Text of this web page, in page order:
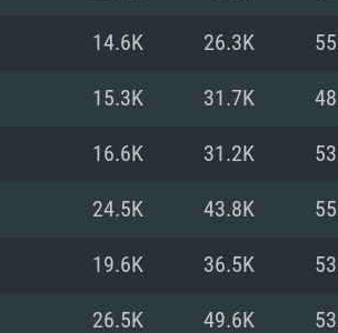
하는 AMD
이언트)
메모
그래
지는 Mac 버전
이언트)
네트
여유
신 그래픽 드라
픽 드라이버를
양 지원 해상도
메모
그래
와
지원
14.6K 26.3K
15.3K 31.7K
16.6K 31.2K
24.5K 43.8K
19.6K 36.5K
26.5K 49.6K